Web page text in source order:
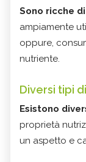
Sono ricche
ampiamente
oppure,
nutriente.
Diversi tipi
Esistono
proprietà
un aspetto e